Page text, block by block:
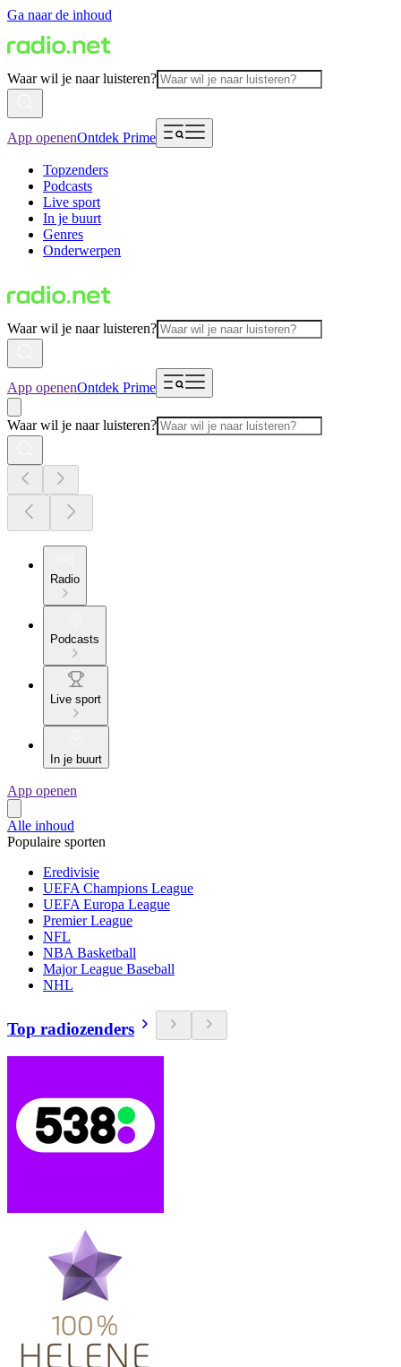
Ga naar de inhoud
Waar wil je naar luisteren?
App openenOntdek Prime
Topzenders
Podcasts
Live sport
In je buurt
Genres
Onderwerpen
Waar wil je naar luisteren?
App openenOntdek Prime
Waar wil je naar luisteren?
Radio
Podcasts
Live sport
In je buurt
App openen
Alle inhoud
Populaire sporten
Eredivisie
UEFA Champions League
UEFA Europa League
Premier League
NFL
NBA Basketball
Major League Baseball
NHL
Top radiozenders